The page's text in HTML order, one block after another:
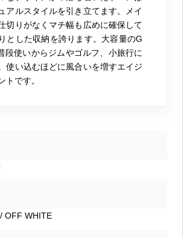
アルスタイルを引き立てます。メイ
切りがなくマチ幅も広めに確保して
とした収納を誇ります。大容量のG
段使いからジムやゴルフ、小旅行に
使い込むほどに風合いを増すエイジ
トです。
OFF WHITE